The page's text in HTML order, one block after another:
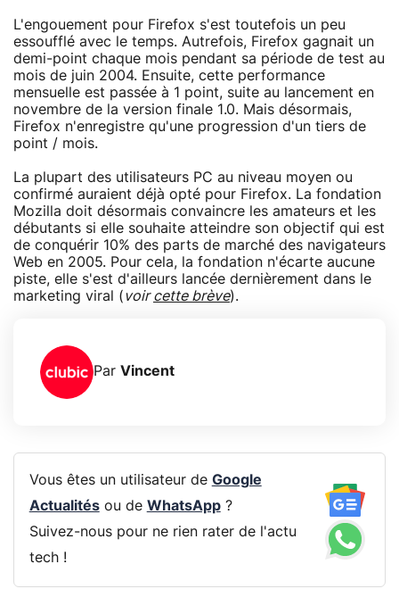
L'engouement pour Firefox s'est toutefois un peu
essoufflé avec le temps. Autrefois, Firefox gagnait un
demi-point chaque mois pendant sa période de test au
mois de juin 2004. Ensuite, cette performance
mensuelle est passée à 1 point, suite au lancement en
novembre de la version finale 1.0. Mais désormais,
Firefox n'enregistre qu'une progression d'un tiers de
point / mois.
La plupart des utilisateurs PC au niveau moyen ou
confirmé auraient déjà opté pour Firefox. La fondation
Mozilla doit désormais convaincre les amateurs et les
débutants si elle souhaite atteindre son objectif qui est
de conquérir 10% des parts de marché des navigateurs
Web en 2005. Pour cela, la fondation n'écarte aucune
piste, elle s'est d'ailleurs lancée dernièrement dans le
marketing viral (voircette brève).
Par Vincent
Vous êtes un utilisateur de Google
Actualitésou de WhatsApp?
Suivez-nous pour ne rien rater de l'actu
tech !